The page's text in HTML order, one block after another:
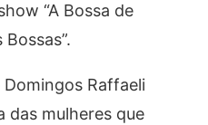
“A Bossa de
Raffaeli
das mulheres que